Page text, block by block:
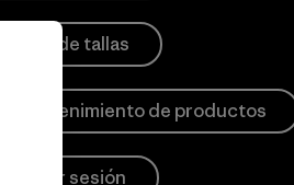
Guía de tallas
Mantenimiento de productos
Iniciar sesión